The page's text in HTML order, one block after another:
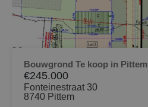
Bouwgrond Te koop in Pittem
€245.000
Fonteinestraat 30
8740 Pittem